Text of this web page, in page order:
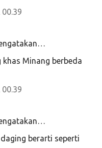
khas Minang berbeda
berarti seperti